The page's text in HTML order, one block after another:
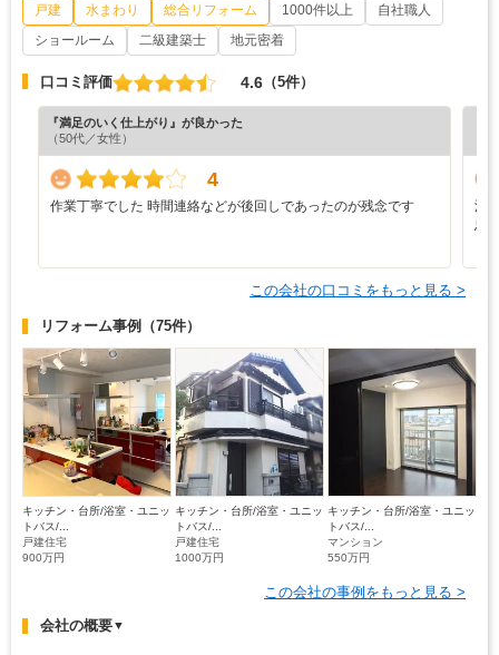
戸建 水まわり 総合リフォーム 1000件以上
自社職人
ショールーム
二級建築士 地元密着
口コミ評価 4.6 （5件）
『満足のいく仕上がり』が良かった
（50代／女性）
4
作業丁寧でした 時間連絡などが後回しであったのが残念です
満
思
この会社の口コミをもっと見る >
リフォーム事例 （75件）
キッチン・台所/浴室・ユニッ
トバス/...
戸建住宅
900万円
キッチン・台所/浴室・ユニッ
トバス/...
戸建住宅
1000万円
キッチン・台所/浴室・ユニッ
トバス/...
マンション
550万円
この会社の事例をもっと見る >
会社の概要▼